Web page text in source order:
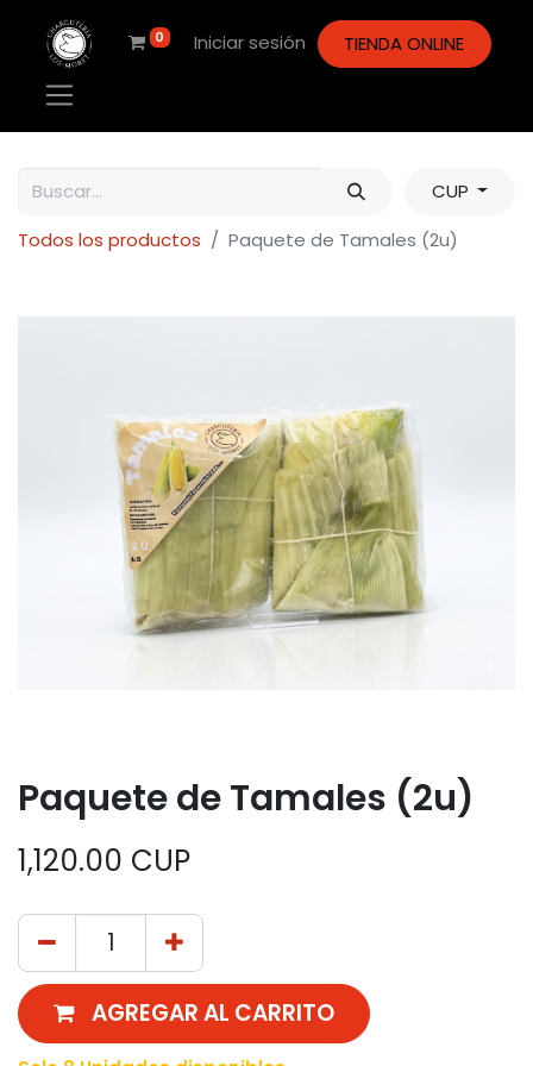
0 Iniciar sesión TIENDA ONLINE
CUP
Todos los productos
Paquete de Tamales (2u)
Paquete de Tamales (2u)
1,120.00 CUP
AGREGAR AL CARRITO